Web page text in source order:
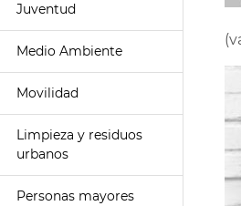
Juventud
Medio Ambiente
Movilidad
Limpieza y residuos
urbanos
Personas mayores